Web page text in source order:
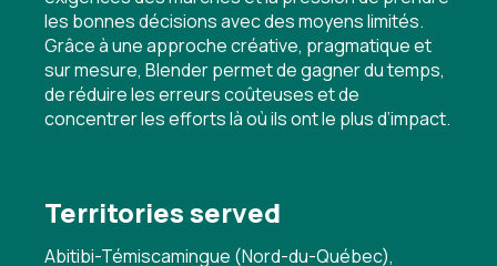
les bonnes décisions avec des moyens limités.
Grâce à une approche créative, pragmatique et
sur mesure, Blender permet de gagner du temps,
de réduire les erreurs coûteuses et de
concentrer les efforts là où ils ont le plus d’impact.
Territories served
Abitibi-Témiscamingue (Nord-du-Québec),